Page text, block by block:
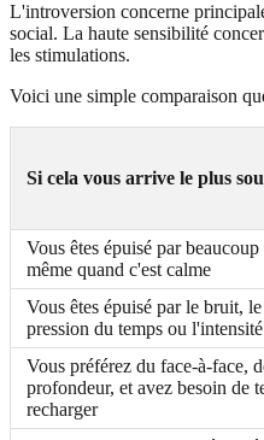
L'introversion concerne
social. La haute sensibilité
les stimulations.
Voici une simple comparaison
Si cela vous arrive le plus
Vous êtes épuisé par
même quand c'est calme
Vous êtes épuisé par le bruit,
pression du temps ou
Vous préférez du face-à-face,
profondeur, et avez besoin de
recharger